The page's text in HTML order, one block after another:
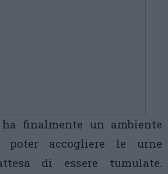
finalmente un ambiente
poter accogliere le urne
di essere tumulate.